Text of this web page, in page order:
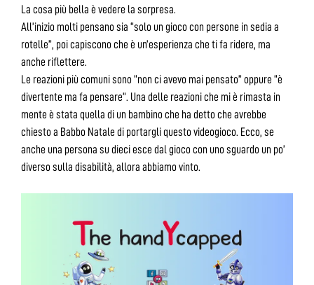
La cosa più bella è vedere la sorpresa.
All’inizio molti pensano sia “solo un gioco con persone in sedia a
rotelle”, poi capiscono che è un’esperienza che ti fa ridere, ma
anche riflettere.
Le reazioni più comuni sono “non ci avevo mai pensato” oppure “è
divertente ma fa pensare”. Una delle reazioni che mi è rimasta in
mente è stata quella di un bambino che ha detto che avrebbe
chiesto a Babbo Natale di portargli questo videogioco. Ecco, se
anche una persona su dieci esce dal gioco con uno sguardo un po’
diverso sulla disabilità, allora abbiamo vinto.